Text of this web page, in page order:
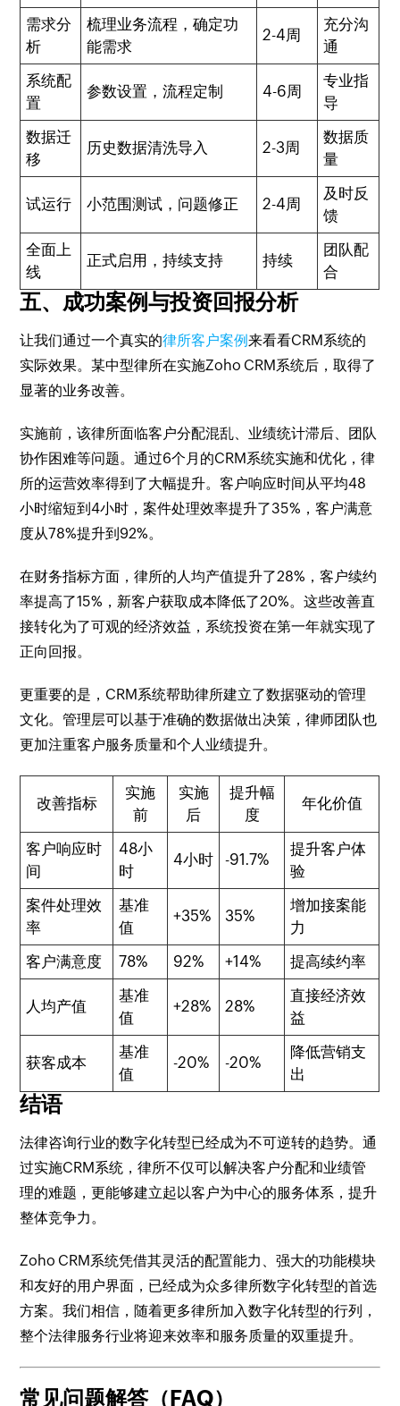
需求分
析
梳理业务流程，确定功
能需求
2-4周
充分沟
通
系统配
置
参数设置，流程定制 4-6周
专业指
导
数据迁
移
历史数据清洗导入 2-3周
数据质
量
试运行 小范围测试，问题修正 2-4周
及时反
馈
全面上
线
正式启用，持续支持 持续
团队配
合
五、成功案例与投资回报分析
让我们通过一个真实的律所客户案例来看看CRM系统的
实际效果。某中型律所在实施Zoho CRM系统后，取得了
显著的业务改善。
实施前，该律所面临客户分配混乱、业绩统计滞后、团队
协作困难等问题。通过6个月的CRM系统实施和优化，律
所的运营效率得到了大幅提升。客户响应时间从平均48
小时缩短到4小时，案件处理效率提升了35%，客户满意
度从78%提升到92%。
在财务指标方面，律所的人均产值提升了28%，客户续约
率提高了15%，新客户获取成本降低了20%。这些改善直
接转化为了可观的经济效益，系统投资在第一年就实现了
正向回报。
更重要的是，CRM系统帮助律所建立了数据驱动的管理
文化。管理层可以基于准确的数据做出决策，律师团队也
更加注重客户服务质量和个人业绩提升。
改善指标
实施
前
实施
后
提升幅
度
年化价值
客户响应时
间
48小
时
4小时 -91.7%
提升客户体
验
案件处理效
率
基准
值
+35% 35%
增加接案能
力
客户满意度
78% 92% +14% 提高续约率
人均产值
基准
值
+28% 28%
直接经济效
益
获客成本
基准
值
-20% -20%
降低营销支
出
结语
法律咨询行业的数字化转型已经成为不可逆转的趋势。通
过实施CRM系统，律所不仅可以解决客户分配和业绩管
理的难题，更能够建立起以客户为中心的服务体系，提升
整体竞争力。
Zoho CRM系统凭借其灵活的配置能力、强大的功能模块
和友好的用户界面，已经成为众多律所数字化转型的首选
方案。我们相信，随着更多律所加入数字化转型的行列，
整个法律服务行业将迎来效率和服务质量的双重提升。
常见问题解答（FAQ）